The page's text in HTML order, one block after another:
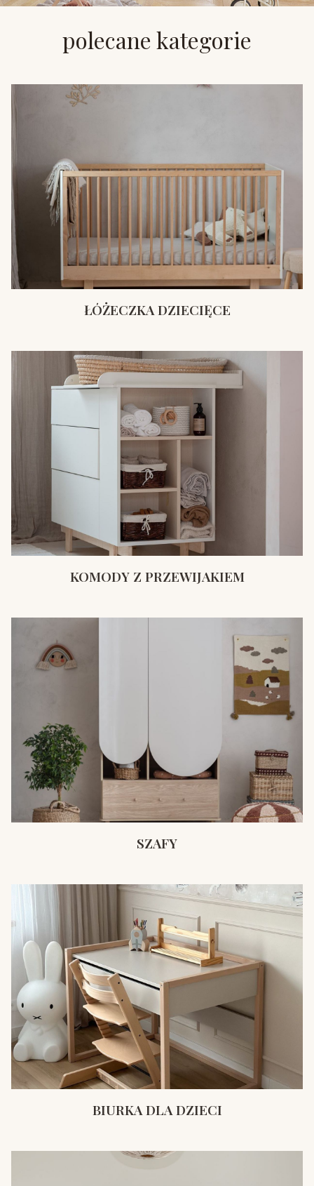
polecane kategorie
ŁÓŻECZKA DZIECIĘCE
KOMODY Z PRZEWIJAKIEM
SZAFY
BIURKA DLA DZIECI